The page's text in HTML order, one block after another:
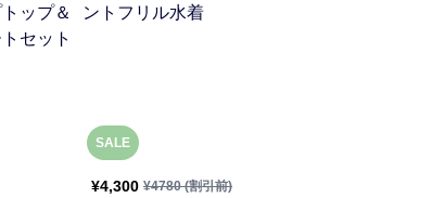
SALE
¥4,300 ¥4780(割引前)